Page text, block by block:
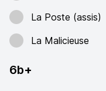
La Poste (assis)
La Malicieuse
6b+